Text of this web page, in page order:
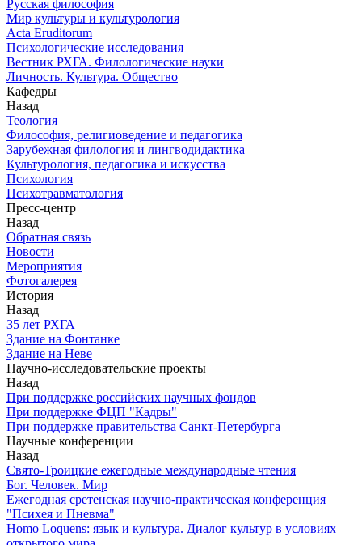
Русская философия
Мир культуры и культурология
Acta Eruditorum
Психологические исследования
Вестник РХГА. Филологические науки
Личность. Культура. Общество
Кафедры
Назад
Теология
Философия, религиоведение и педагогика
Зарубежная филология и лингводидактика
Культурология, педагогика и искусства
Психология
Психотравматология
Пресс-центр
Назад
Обратная связь
Новости
Мероприятия
Фотогалерея
История
Назад
З5 лет РХГА
Здание на Фонтанке
Здание на Неве
Научно-исследовательские проекты
Назад
При поддержке российских научных фондов
При поддержке ФЦП "Кадры"
При поддержке правительства Санкт-Петербурга
Научные конференции
Назад
Свято-Троицкие ежегодные международные чтения
Бог. Человек. Мир
Ежегодная сретенская научно-практическая конференция
"Психея и Пневма"
Homo Loquens: язык и культура. Диалог культур в условиях